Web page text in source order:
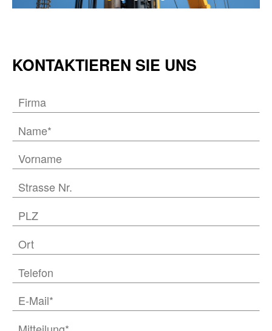
KONTAKTIEREN SIE UNS